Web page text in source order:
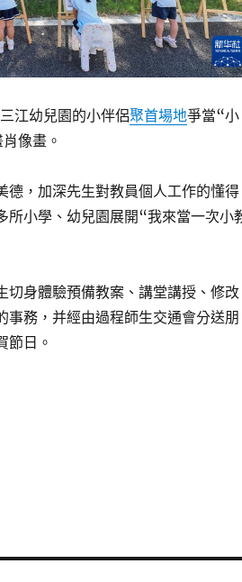
江幼兒園的小伴侶聚首場地爭當“小
像畫。
德，加深先生對教員個人工作的懂得
所小學、幼兒園展開“我來當一次小
切身體驗預備教案、講堂講授、修改
事務，并經由過程師生交通會分送朋
節日。